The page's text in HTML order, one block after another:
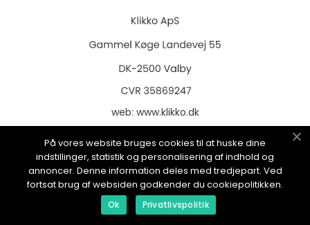
web: www.klikko.dk
Menu
På vores website bruges cookies til at huske dine
indstillinger, statistik og personalisering af indhold og
annoncer. Denne information deles med tredjepart. Ved
fortsat brug af websiden godkender du cookiepolitikken.
Ok Privatlivspolitik